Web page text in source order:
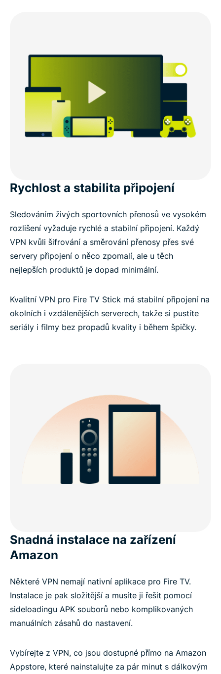
Rychlost a stabilita připojení
Sledováním živých sportovních přenosů ve vysokém
rozlišení vyžaduje rychlé a stabilní připojení. Každý
VPN kvůli šifrování a směrování přenosy přes své
servery připojení o něco zpomalí, ale u těch
nejlepších produktů je dopad minimální.
Kvalitní VPN pro Fire TV Stick má stabilní připojení na
okolních i vzdálenějších serverech, takže si pustíte
seriály i filmy bez propadů kvality i během špičky.
Snadná instalace na zařízení
Amazon
Některé VPN nemají nativní aplikace pro Fire TV.
Instalace je pak složitější a musíte ji řešit pomocí
sideloadingu APK souborů nebo komplikovaných
manuálních zásahů do nastavení.
Vybírejte z VPN, co jsou dostupné přímo na Amazon
Appstore, které nainstalujte za pár minut s dálkovým